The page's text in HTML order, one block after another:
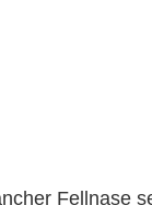
Fellnase